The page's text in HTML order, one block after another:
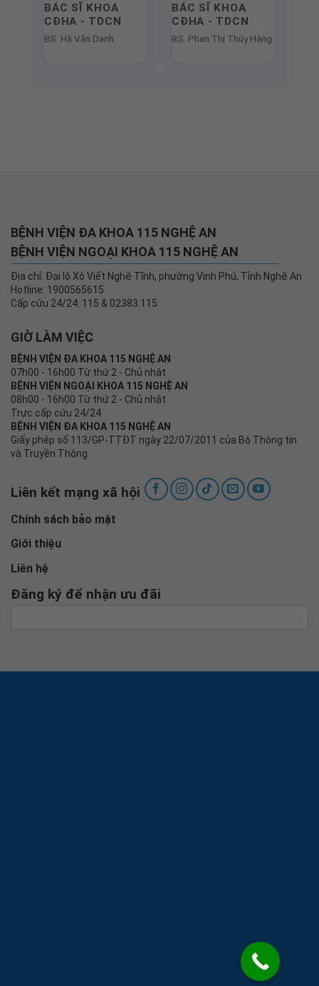
BÁC SĨ KHOA
CĐHA - TDCN
BS. Hà Văn Danh
BÁC SĨ KHOA
CĐHA - TDCN
BS. Phan Thị Thúy Hằng
BỆNH VIỆN ĐA KHOA 115 NGHỆ AN
BỆNH VIỆN NGOẠI KHOA 115 NGHỆ AN
Địa chỉ: Đại lộ Xô Viết Nghệ Tĩnh, phường Vinh Phú, Tỉnh Nghệ An
Hotline: 1900565615
Cấp cứu 24/24: 115 & 02383.115
GIỜ LÀM VIỆC
BỆNH VIỆN ĐA KHOA 115 NGHỆ AN
07h00 - 16h00 Từ thứ 2 - Chủ nhật
BỆNH VIỆN NGOẠI KHOA 115 NGHỆ AN
08h00 - 16h00 Từ thứ 2 - Chủ nhật
Trực cấp cứu 24/24
BỆNH VIỆN ĐA KHOA 115 NGHỆ AN
Giấy phép số 113/GP-TTĐT ngày 22/07/2011 của Bộ Thông tin
và Truyền Thông
Liên kết mạng xã hội
Chính sách bảo mật
Giới thiệu
Liên hệ
Đăng ký để nhận ưu đãi